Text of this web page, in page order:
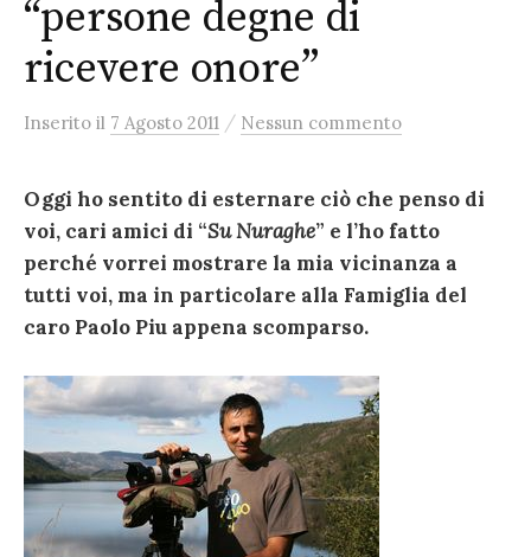
“persone degne di
ricevere onore”
Inserito il 7 Agosto 2011 / Nessun commento
Oggi ho sentito di esternare ciò che penso di
voi, cari amici di “Su Nuraghe” e l’ho fatto
perché vorrei mostrare la mia vicinanza a
tutti voi, ma in particolare alla Famiglia del
caro Paolo Piu appena scomparso.